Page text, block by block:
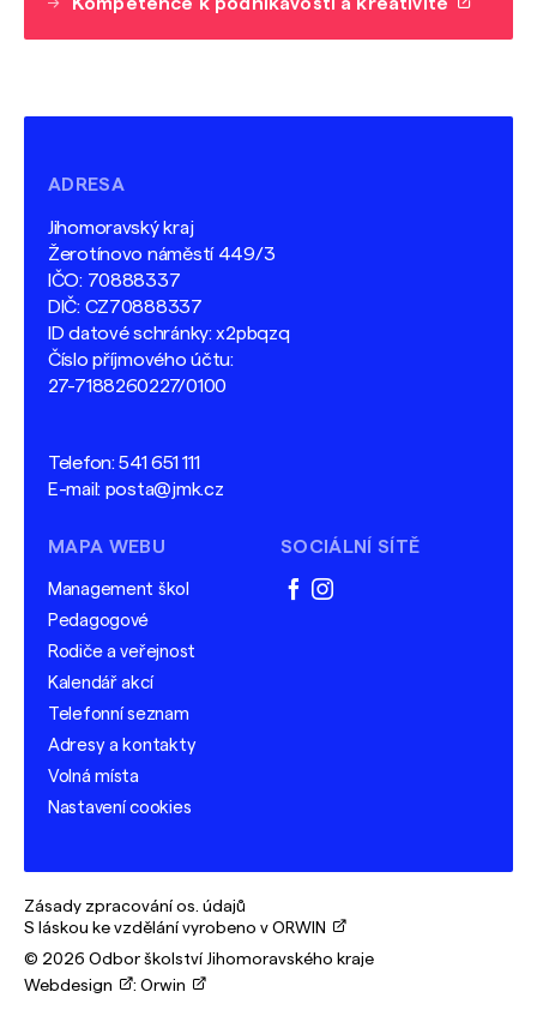
ADRESA
Jihomoravský kraj
Žerotínovo náměstí 449/3
IČO: 70888337
DIČ: CZ70888337
ID datové schránky: x2pbqzq
Číslo příjmového účtu:
27-7188260227/0100
Telefon:541 651 111
E-mail: posta@jmk.cz
MAPA WEBU
Management škol
Pedagogové
Rodiče a veřejnost
Kalendář akcí
Telefonní seznam
Adresy a kontakty
Volná místa
Nastavení cookies
SOCIÁLNÍ SÍTĚ
facebook
instagram
Zásady zpracování os. údajů
S láskou ke vzdělání vyrobeno v ORWIN
© 2026 Odbor školství Jihomoravského kraje
Webdesign
: Orwin